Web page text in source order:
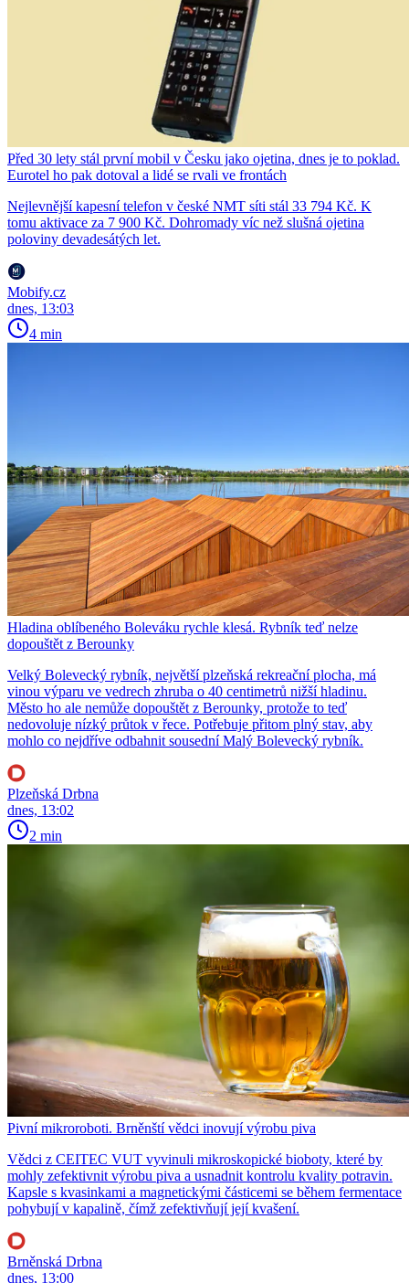
Před 30 lety stál první mobil v Česku jako ojetina, dnes je to poklad.
Eurotel ho pak dotoval a lidé se rvali ve frontách
Nejlevnější kapesní telefon v české NMT síti stál 33 794 Kč. K
tomu aktivace za 7 900 Kč. Dohromady víc než slušná ojetina
poloviny devadesátých let.
Mobify.cz
dnes, 13:03
4 min
Hladina oblíbeného Boleváku rychle klesá. Rybník teď nelze
dopouštět z Berounky
Velký Bolevecký rybník, největší plzeňská rekreační plocha, má
vinou výparu ve vedrech zhruba o 40 centimetrů nižší hladinu.
Město ho ale nemůže dopouštět z Berounky, protože to teď
nedovoluje nízký průtok v řece. Potřebuje přitom plný stav, aby
mohlo co nejdříve odbahnit sousední Malý Bolevecký rybník.
Plzeňská Drbna
dnes, 13:02
2 min
Pivní mikroroboti. Brněnští vědci inovují výrobu piva
Vědci z CEITEC VUT vyvinuli mikroskopické bioboty, které by
mohly zefektivnit výrobu piva a usnadnit kontrolu kvality potravin.
Kapsle s kvasinkami a magnetickými částicemi se během fermentace
pohybují v kapalině, čímž zefektivňují její kvašení.
Brněnská Drbna
dnes, 13:00